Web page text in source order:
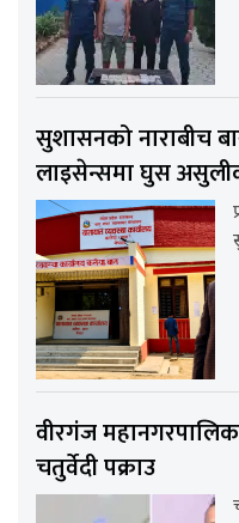
सुशासनको नाराबीच
लाइसेन्समा घुस
वीरगंज
चतुर्वेदी पक्राउ